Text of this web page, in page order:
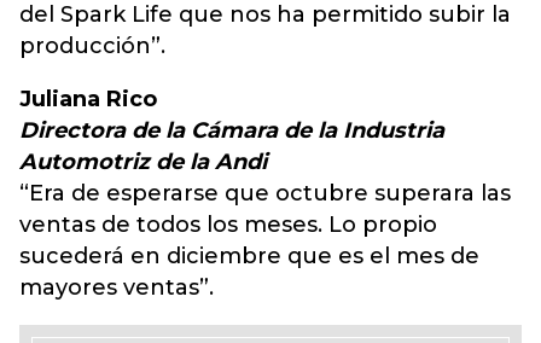
del Spark Life que nos ha permitido subir la
producción”.
Juliana Rico
Directora de la Cámara de la Industria
Automotriz de la Andi
“Era de esperarse que octubre superara las
ventas de todos los meses. Lo propio
sucederá en diciembre que es el mes de
mayores ventas”.